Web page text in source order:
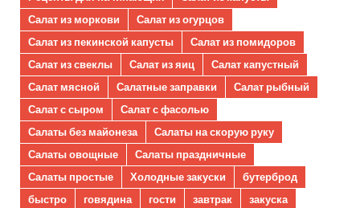
Салат из моркови
Салат из огурцов
Салат из пекинской капусты
Салат из помидоров
Салат из свеклы
Салат из яиц
Салат капустный
Салат мясной
Салатные заправки
Салат рыбный
Салат с сыром
Салат с фасолью
Салаты без майонеза
Салаты на скорую руку
Салаты овощные
Салаты праздничные
Салаты простые
Холодные закуски
бутерброд
быстро
говядина гости завтрак
закуска